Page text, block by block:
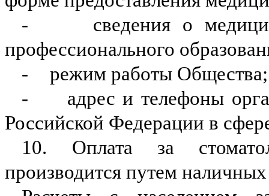
-
сведения о
профессионального
-
режим работы Общества;
-
адрес и телефоны
Российской Федерации в
10. Оплата за
производится путем